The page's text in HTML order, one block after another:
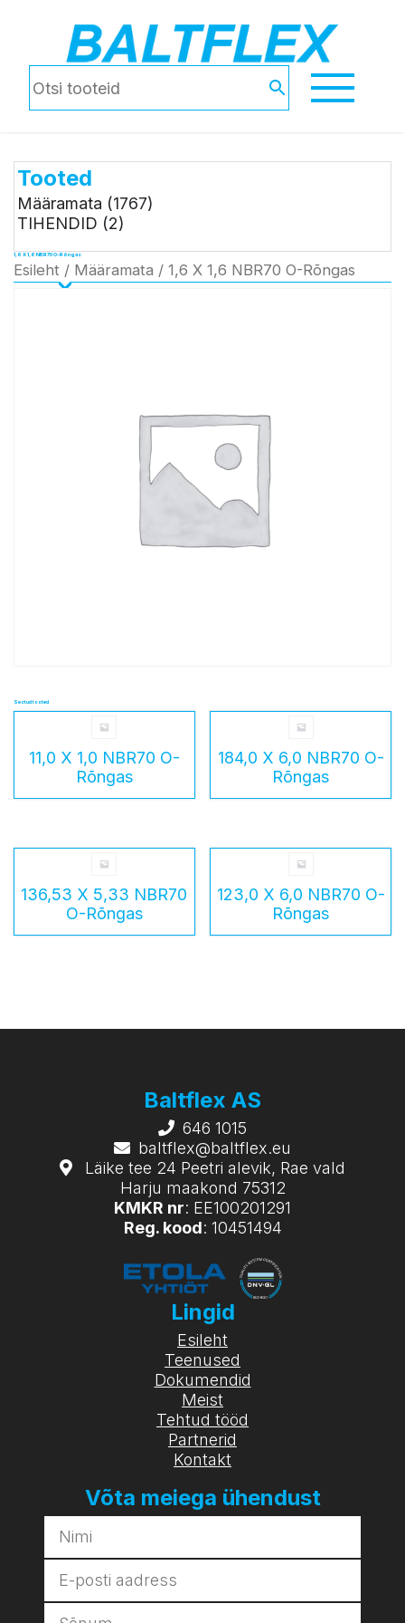
Tooted
Määramata (1767)
TIHENDID (2)
1,6 X 1,6 NBR70 O-Rõngas
Esileht / Määramata / 1,6 X 1,6 NBR70 O-Rõngas
Seotud tooted
11,0 X 1,0 NBR70 O-
Rõngas
184,0 X 6,0 NBR70 O-
Rõngas
136,53 X 5,33 NBR70
O-Rõngas
123,0 X 6,0 NBR70 O-
Rõngas
Baltflex AS
646 1015
baltflex@baltflex.eu
Läike tee 24 Peetri alevik, Rae vald
Harju maakond 75312
KMKR nr: EE100201291
Reg. kood: 10451494
Lingid
Esileht
Teenused
Dokumendid
Meist
Tehtud tööd
Partnerid
Kontakt
Võta meiega ühendust